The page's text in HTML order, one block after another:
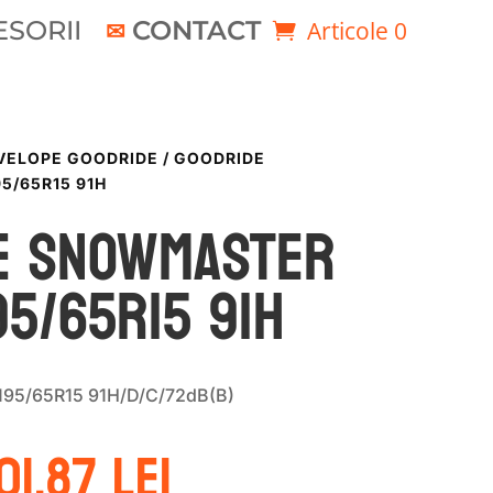
CONTACT Articole 0
GOODRIDE / GOODRIDE
65R15 91H
65R15 91H
65R15 91H/D/C/72dB(B)